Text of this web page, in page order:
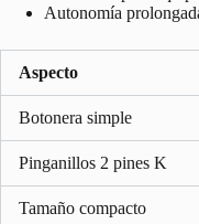
Autonomía
Aspecto
Botonera simple
Pinganillos 2 pines K
Tamaño compacto